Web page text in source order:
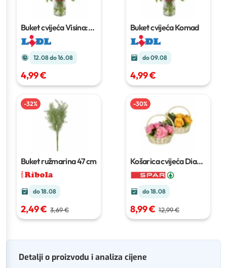
Buket cvijećaVisina:
cca 40 cm
12.08 do 16.08
4,99 €
Buket cvijećaKomad
do 09.08
4,99 €
-32%
Buket ružmarina47 cm
do 18.08
2,49 € 3,69 €
-30%
Košarica cvijeća Diana
1 kom
do 18.08
8,99 € 12,99 €
Detalji o proizvodu i analiza cijene